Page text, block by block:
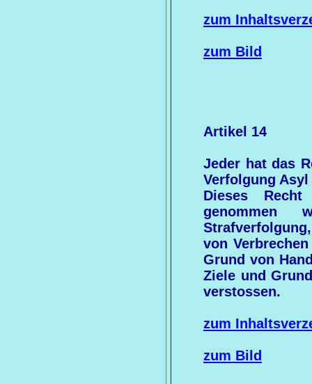
zum
zum Bild
Artikel 14
Jeder hat das
Verfolgung
Dieses
genommen
von
Grund von
Ziele und
verstossen.
zum
zum Bild